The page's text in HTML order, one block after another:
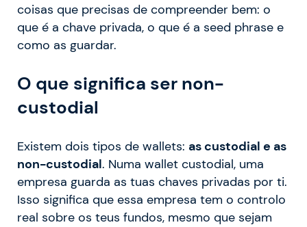
coisas que precisas de compreender bem: o
que é a chave privada, o que é a seed phrase e
como as guardar.
O que significa ser non-
custodial
Existem dois tipos de wallets: as custodial e as
non-custodial. Numa wallet custodial, uma
empresa guarda as tuas chaves privadas por ti.
Isso significa que essa empresa tem o controlo
real sobre os teus fundos, mesmo que sejam